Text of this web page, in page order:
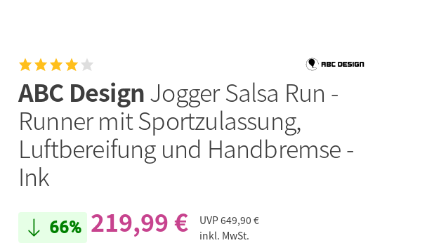
ABC DesignJogger Salsa Run -
Runner mit Sportzulassung,
Luftbereifung und Handbremse -
Ink
66% 219,99 € UVP649,90 €
inkl. MwSt.